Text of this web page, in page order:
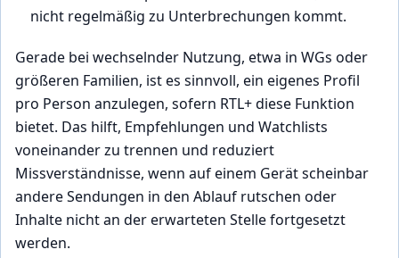
nicht regelmäßig zu Unterbrechungen kommt.
Gerade bei wechselnder Nutzung, etwa in WGs oder
größeren Familien, ist es sinnvoll, ein eigenes Profil
pro Person anzulegen, sofern RTL+ diese Funktion
bietet. Das hilft, Empfehlungen und Watchlists
voneinander zu trennen und reduziert
Missverständnisse, wenn auf einem Gerät scheinbar
andere Sendungen in den Ablauf rutschen oder
Inhalte nicht an der erwarteten Stelle fortgesetzt
werden.